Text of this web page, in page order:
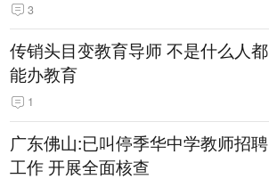
3
传销头目变教育导师 不是什么人都
能办教育
1
广东佛山:已叫停季华中学教师招聘
工作 开展全面核查